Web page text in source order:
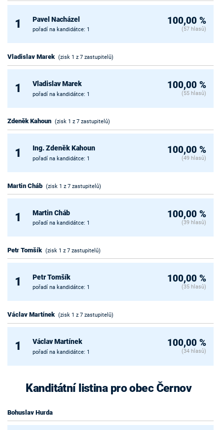
1 Pavel Nacházel
pořadí na kandidátce: 1
100,00 %
(57 hlasů)
Vladislav Marek (zisk 1 z 7 zastupitelů)
1 Vladislav Marek
pořadí na kandidátce: 1
100,00 %
(55 hlasů)
Zdeněk Kahoun (zisk 1 z 7 zastupitelů)
1 Ing. Zdeněk Kahoun
pořadí na kandidátce: 1
100,00 %
(49 hlasů)
Martin Cháb (zisk 1 z 7 zastupitelů)
1 Martin Cháb
pořadí na kandidátce: 1
100,00 %
(39 hlasů)
Petr Tomšík (zisk 1 z 7 zastupitelů)
1 Petr Tomšík
pořadí na kandidátce: 1
100,00 %
(35 hlasů)
Václav Martínek (zisk 1 z 7 zastupitelů)
1 Václav Martínek
pořadí na kandidátce: 1
100,00 %
(34 hlasů)
Kanditátní listina pro obec Černov
Bohuslav Hurda